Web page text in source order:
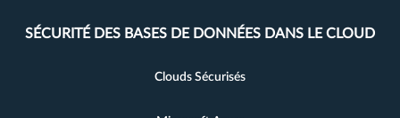
SÉCURITÉ DES BASES DE DONNÉES DANS LE CLOUD
Clouds Sécurisés